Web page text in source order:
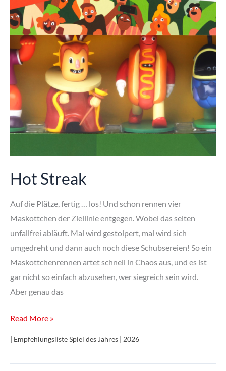
Hot Streak
Auf die Plätze, fertig … los! Und schon rennen vier
Maskottchen der Ziellinie entgegen. Wobei das selten
unfallfrei abläuft. Mal wird gestolpert, mal wird sich
umgedreht und dann auch noch diese Schubsereien! So ein
Maskottchenrennen artet schnell in Chaos aus, und es ist
gar nicht so einfach abzusehen, wer siegreich sein wird.
Aber genau das
Hot
Read More »
| Empfehlungsliste Spiel des Jahres | 2026